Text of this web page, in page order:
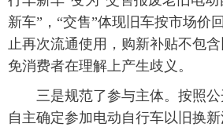
新车”，“交售”体现旧车按市场价
止再次流通使用，购新补贴不包
免消费者在理解上产生歧义。
三是规范了参与主体。按照公
自主确定参加电动自行车以旧换